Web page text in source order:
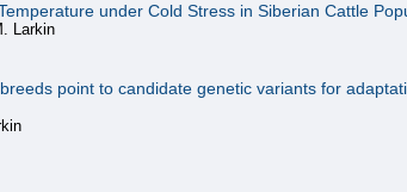
under Cold Stress in Siberian Cattle
Larkin
point to candidate genetic variants for